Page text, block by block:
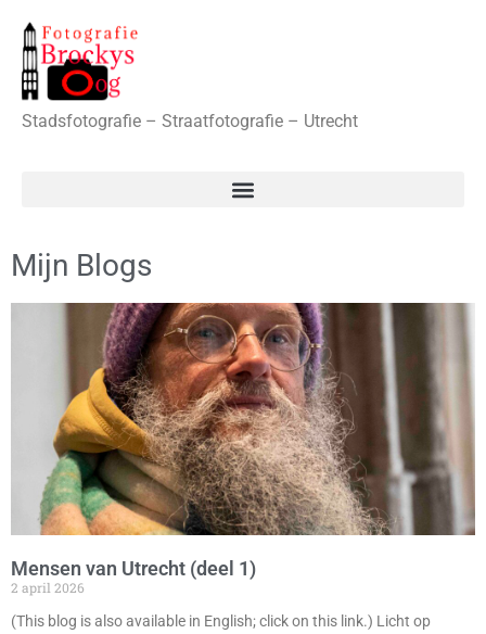
Stadsfotografie – Straatfotografie – Utrecht
Mijn Blogs
Mensen van Utrecht (deel 1)
2 april 2026
(This blog is also available in English; click on this link.) Licht op